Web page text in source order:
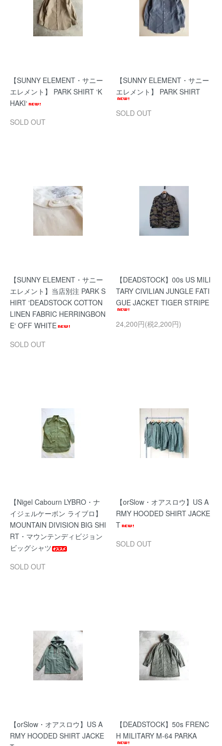
【SUNNY ELEMENT・サニー
エレメント】 PARK SHIRT ‘K
HAKI‘
SOLD OUT
【SUNNY ELEMENT・サニー
エレメント】 PARK SHIRT
SOLD OUT
【SUNNY ELEMENT・サニー
エレメント】当店別注 PARK S
HIRT ‘DEADSTOCK COTTON
LINEN FABRIC HERRINGBON
E‘ OFF WHITE
SOLD OUT
【DEADSTOCK】00s US MILI
TARY CIVILIAN JUNGLE FATI
GUE JACKET TIGER STRIPE
24,200円(税2,200円)
【Nigel Cabourn LYBRO・ナ
イジェルケーボン ライブロ】
MOUNTAIN DIVISION BIG SHI
RT・マウンテンディビジョン
ビッグシャツ
SOLD OUT
【orSlow・オアスロウ】US A
RMY HOODED SHIRT JACKE
T
SOLD OUT
【orSlow・オアスロウ】US A
RMY HOODED SHIRT JACKE
【DEADSTOCK】50s FRENC
H MILITARY M-64 PARKA